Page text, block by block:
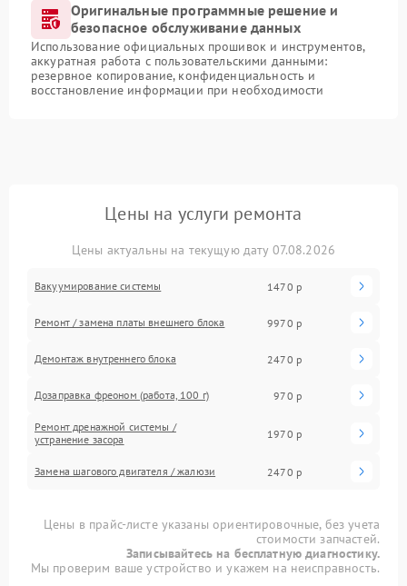
Оригинальные программные решение и
безопасное обслуживание данных
Использование официальных прошивок и инструментов,
аккуратная работа с пользовательскими данными:
резервное копирование, конфиденциальность и
восстановление информации при необходимости
Цены на услуги ремонта
Цены актуальны на текущую дату 07.08.2026
Вакуумирование системы 1470 р
Ремонт / замена платы внешнего блока 9970 р
Демонтаж внутреннего блока 2470 р
Дозаправка фреоном (работа, 100 г) 970 р
Ремонт дренажной системы /
устранение засора
1970 р
Замена шагового двигателя / жалюзи 2470 р
Цены в прайс-листе указаны ориентировочные, без учета
стоимости запчастей.
Записывайтесь на бесплатную диагностику.
Мы проверим ваше устройство и укажем на неисправность.